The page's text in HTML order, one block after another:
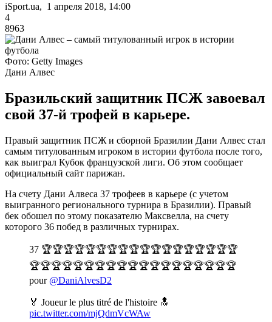
iSport.ua, 1 апреля 2018, 14:00
4
8963
Фото: Getty Images
Дани Алвес
Бразильский защитник ПСЖ завоевал
свой 37-й трофей в карьере.
Правый защитник ПСЖ и сборной Бразилии Дани Алвес стал
самым титулованным игроком в истории футбола после того,
как выиграл Кубок французской лиги. Об этом сообщает
официальный сайт парижан.
На счету Дани Алвеса 37 трофеев в карьере (с учетом
выигранного регионального турнира в Бразилии). Правый
бек обошел по этому показателю Максвелла, на счету
которого 36 побед в различных турнирах.
37 🏆🏆🏆🏆🏆🏆🏆🏆🏆🏆🏆🏆🏆🏆🏆🏆🏆🏆
🏆🏆🏆🏆🏆🏆🏆🏆🏆🏆🏆🏆🏆🏆🏆🏆🏆🏆🏆
pour @DaniAlvesD2
🏅 Joueur le plus titré de l'histoire 🔝
pic.twitter.com/mjQdmVcWAw